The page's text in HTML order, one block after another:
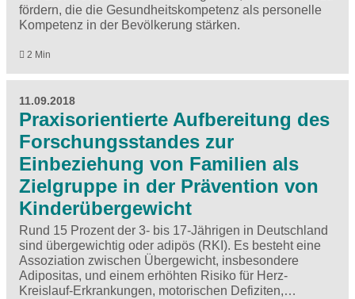
fördern, die die Gesundheitskompetenz als personelle
Kompetenz in der Bevölkerung stärken.
2 Min
11.09.2018
Praxisorientierte Aufbereitung des
Forschungsstandes zur
Einbeziehung von Familien als
Zielgruppe in der Prävention von
Kinderübergewicht
Rund 15 Prozent der 3- bis 17-Jährigen in Deutschland
sind übergewichtig oder adipös (RKI). Es besteht eine
Assoziation zwischen Übergewicht, insbesondere
Adipositas, und einem erhöhten Risiko für Herz-
Kreislauf-Erkrankungen, motorischen Defiziten,…